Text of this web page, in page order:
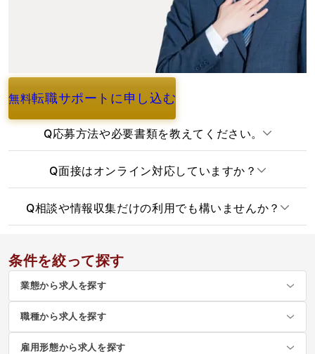
無料転職サポートに申し込む
よくあるご質問
Q応募方法や必要書類を教えてください。
Q面接はオンライン対応していますか？
Q相談や情報収集だけの利用でも構いませんか？
条件を絞って探す
業態から求人を探す
職種から求人を探す
雇用形態から求人を探す